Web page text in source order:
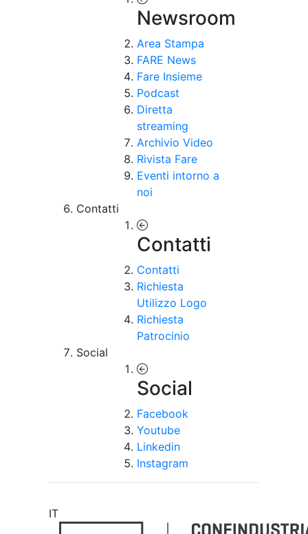
Newsroom
Area Stampa
FARE News
Fare Insieme
Podcast
Diretta
streaming
Archivio Video
Rivista Fare
Eventi intorno a
noi
Contatti
Contatti
Contatti
Richiesta
Utilizzo Logo
Richiesta
Patrocinio
Social
Social
Facebook
Youtube
Linkedin
Instagram
IT